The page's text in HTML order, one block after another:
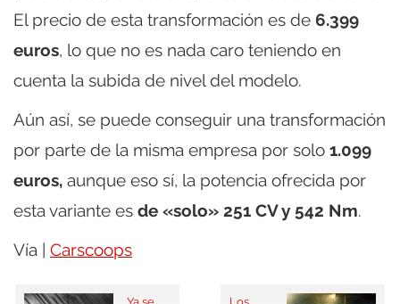
El precio de esta transformación es de 6.399
euros, lo que no es nada caro teniendo en
cuenta la subida de nivel del modelo.
Aún así, se puede conseguir una transformación
por parte de la misma empresa por solo 1.099
euros, aunque eso sí, la potencia ofrecida por
esta variante es de «solo» 251 CV y 542 Nm.
Vía | Carscoops
Ya se
Los